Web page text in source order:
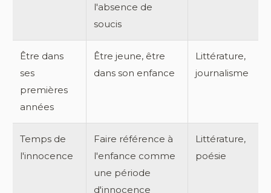
l'absence de
soucis
Être dans
ses
premières
années
Être jeune, être
dans son enfance
Littérature,
journalisme
Temps de
l'innocence
Faire référence à
l'enfance comme
une période
d'innocence
Littérature,
poésie